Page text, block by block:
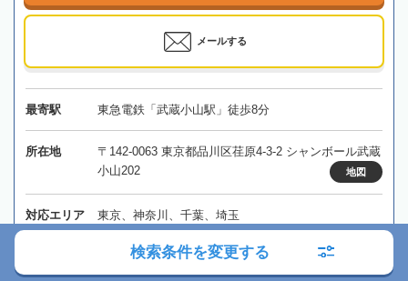
メールする
最寄駅 東急電鉄「武蔵小山駅」徒歩8分
所在地
〒142-0063 東京都品川区荏原4-3-2 シャンボール武蔵
小山202
地図
対応エリア 東京、神奈川、千葉、埼玉
検索条件を変更する